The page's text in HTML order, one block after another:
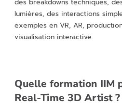
des breakdowns techniques,
lumières, des interactions
exemples en VR, AR,
visualisation interactive.
Quelle formation IIM
Real-Time 3D Artist ?